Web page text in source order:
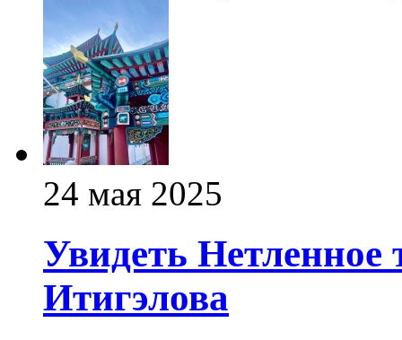
24 мая 2025
Увидеть
Итигэлова